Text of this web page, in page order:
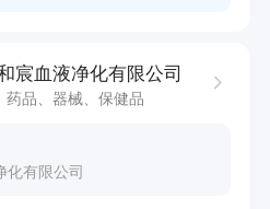
宸血液净化有限公司
药品、器械、保健品
化有限公司